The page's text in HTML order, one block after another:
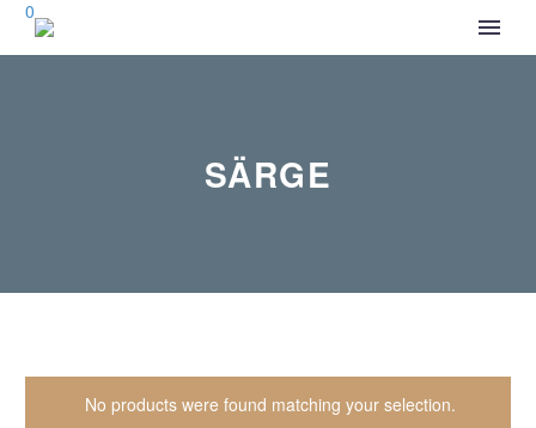
0
SÄRGE
No products were found matching your selection.